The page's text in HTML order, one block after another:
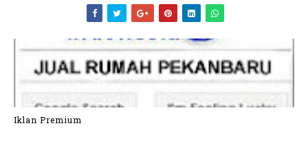
Iklan Premium